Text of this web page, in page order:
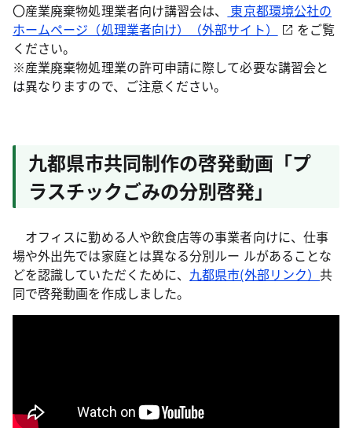
〇産業廃棄物処理業者向け講習会は、
東京都環境公社の
ホームページ（処理業者向け）（外部サイト）
をご覧
ください。
※産業廃棄物処理業の許可申請に際して必要な講習会と
は異なりますので、ご注意ください。
九都県市共同制作の啓発動画「プ
ラスチックごみの分別啓発」
オフィスに勤める人や飲食店等の事業者向けに、仕事
場や外出先では家庭とは異なる分別ルー ルがあることな
どを認識していただくために、 九都県市(外部リンク）共
同で啓発動画を作成しました。